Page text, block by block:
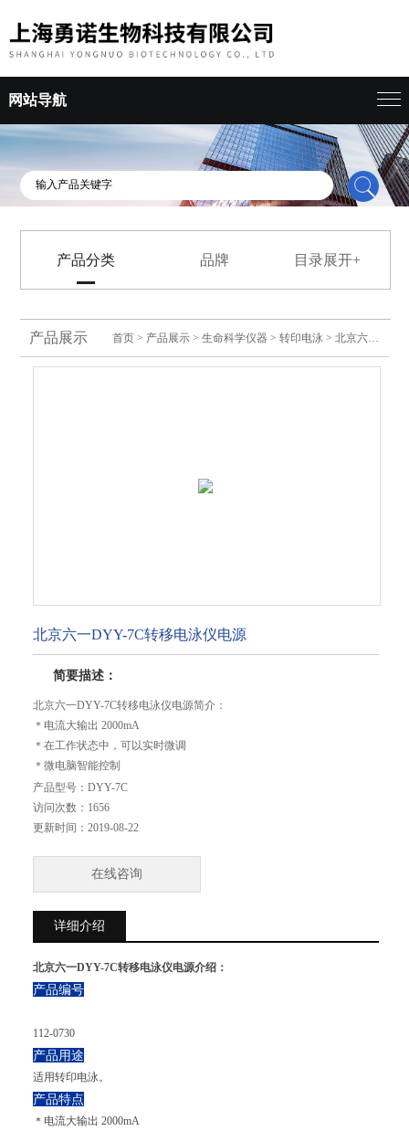
网站导航
产品分类 品牌 目录展开+
产品展示 首页 > 产品展示 >生命科学仪器 >转印电泳 > 北京六一DYY-7C转移电泳仪电源
北京六一DYY-7C转移电泳仪电源
简要描述：
北京六一DYY-7C转移电泳仪电源简介：
＊电流大输出 2000mA
＊在工作状态中，可以实时微调
＊微电脑智能控制
＊液晶显示，同时显示电压、电流和定时时间
＊连续可调
＊采用开关电源输出
＊具有过压、过流、过载、变载等多项报警保护功能
产品型号： DYY-7C
访问次数： 1656
更新时间： 2019-08-22
在线咨询
详细介绍
北京六一DYY-7C转移电泳仪电源介绍：
产品编号
112-0730
产品用途
适用转印电泳。
产品特点
＊电流大输出 2000mA